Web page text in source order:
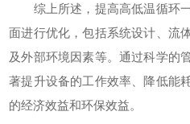
综上所述，提高高低温循环一
面进行优化，包括系统设计、流
及外部环境因素等。通过科学的
著提升设备的工作效率、降低能
的经济效益和环保效益。